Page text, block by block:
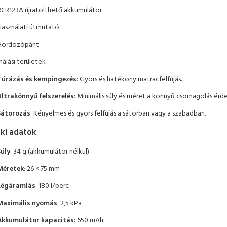
újratölthető akkumulátor
útmutató
területek
és kempingezés: Gyors és hatékony matracfelfújás.
felszerelés: Minimális súly és méret a könnyű csomagolás
: Kényelmes és gyors felfújás a sátorban vagy a szabadban.
adatok
: 34 g (akkumulátor nélkül)
: 26 × 75 mm
: 180 l/perc
nyomás: 2,5 kPa
kapacitás: 650 mAh